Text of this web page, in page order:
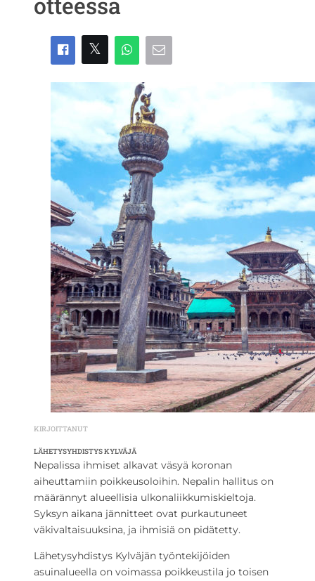
KIRJOITTANUT
LÄHETYSYHDISTYS KYLVÄJÄ
Nepalissa ihmiset alkavat väsyä koronan
aiheuttamiin poikkeusoloihin. Nepalin hallitus on
määrännyt alueellisia ulkonaliikkumiskieltoja.
Syksyn aikana jännitteet ovat purkautuneet
väkivaltaisuuksina, ja ihmisiä on pidätetty.
Lähetysyhdistys Kylväjän työntekijöiden
asuinalueella on voimassa poikkeustila jo toisen